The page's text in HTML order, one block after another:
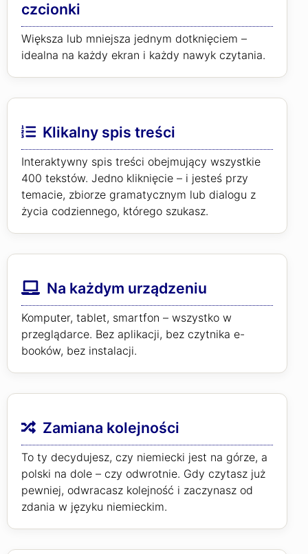
czcionki
Większa lub mniejsza jednym dotknięciem –
idealna na każdy ekran i każdy nawyk czytania.
Klikalny spis treści
Interaktywny spis treści obejmujący wszystkie
400 tekstów. Jedno kliknięcie – i jesteś przy
temacie, zbiorze gramatycznym lub dialogu z
życia codziennego, którego szukasz.
Na każdym urządzeniu
Komputer, tablet, smartfon – wszystko w
przeglądarce. Bez aplikacji, bez czytnika e-
booków, bez instalacji.
Zamiana kolejności
To ty decydujesz, czy niemiecki jest na górze, a
polski na dole – czy odwrotnie. Gdy czytasz już
pewniej, odwracasz kolejność i zaczynasz od
zdania w języku niemieckim.